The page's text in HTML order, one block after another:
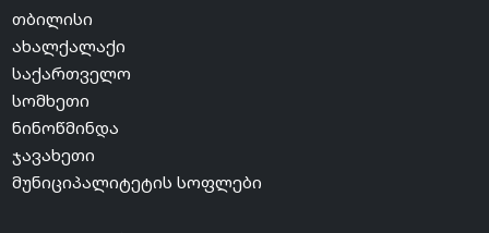
თბილისი
ახალქალაქი
საქართველო
სომხეთი
ნინოწმინდა
ჯავახეთი
მუნიციპალიტეტის სოფლები